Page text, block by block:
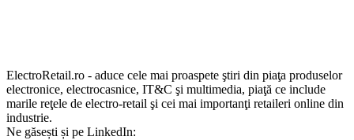
ElectroRetail.ro - aduce cele mai proaspete ştiri din piaţa produselor
electronice, electrocasnice, IT&C şi multimedia, piaţă ce include
marile reţele de electro-retail şi cei mai importanţi retaileri online din
industrie.
Ne găsești și pe LinkedIn: